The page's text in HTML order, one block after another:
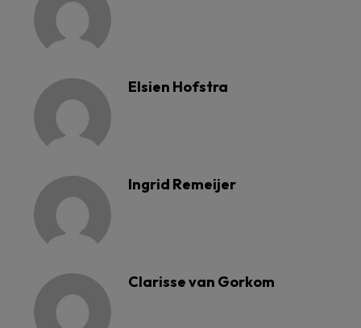
Elsien Hofstra
Ingrid Remeijer
Clarisse van Gorkom